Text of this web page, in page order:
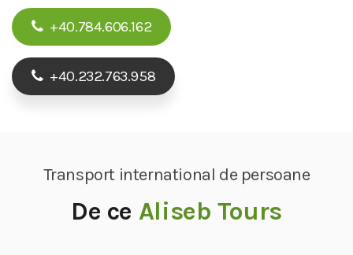
+40.784.606.162
+40.232.763.958
Transport international de persoane
De ce Aliseb Tours